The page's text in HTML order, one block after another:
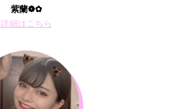
紫蘭❁✿
詳細はこちら